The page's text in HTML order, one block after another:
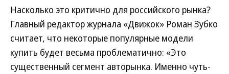
Насколько это критично для российского рынка?
Главный редактор журнала «Движок» Роман Зубко
считает, что некоторые популярные модели
купить будет весьма проблематично: «Это
существенный сегмент авторынка. Именно чуть-